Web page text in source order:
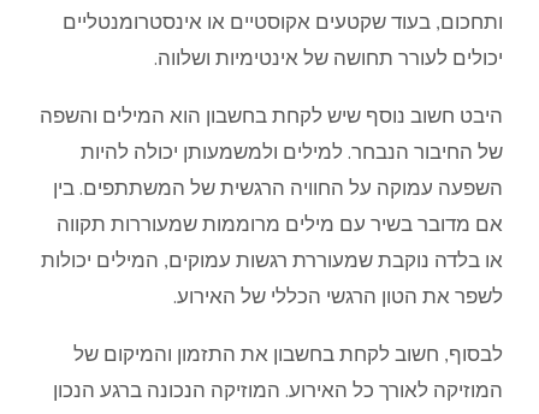
ותחכום, בעוד שקטעים אקוסטיים או אינסטרומנטליים
יכולים לעורר תחושה של אינטימיות ושלווה.
היבט חשוב נוסף שיש לקחת בחשבון הוא המילים והשפה
של החיבור הנבחר. למילים ולמשמעותן יכולה להיות
השפעה עמוקה על החוויה הרגשית של המשתתפים. בין
אם מדובר בשיר עם מילים מרוממות שמעוררות תקווה
או בלדה נוקבת שמעוררת רגשות עמוקים, המילים יכולות
לשפר את הטון הרגשי הכללי של האירוע.
לבסוף, חשוב לקחת בחשבון את התזמון והמיקום של
המוזיקה לאורך כל האירוע. המוזיקה הנכונה ברגע הנכון